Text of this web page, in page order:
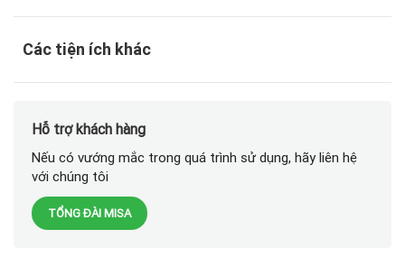
Các tiện ích khác
Hỗ trợ khách hàng
Nếu có vướng mắc trong quá trình sử dụng, hãy liên hệ
với chúng tôi
TỔNG ĐÀI MISA